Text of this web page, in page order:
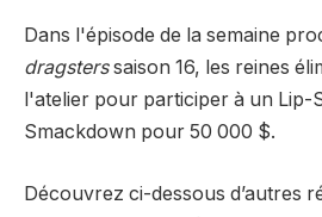
Dans l'épisode de la semaine
dragsterssaison 16, les reines
l'atelier pour participer à un Lip-
Smackdown pour 50 000 $.
Découvrez ci-dessous d’autres